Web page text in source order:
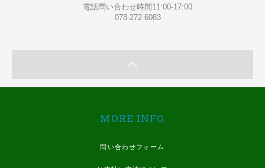
電話問い合わせ時間11:00-17:00
078-272-6083
MORE INFO
問い合わせフォーム